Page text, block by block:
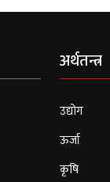
अर्थतन्त्र
उद्योग
ऊर्जा
कृषि